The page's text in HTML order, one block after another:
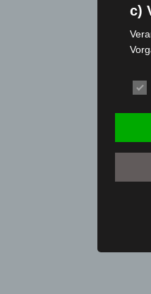
c)
das
das
die
d)